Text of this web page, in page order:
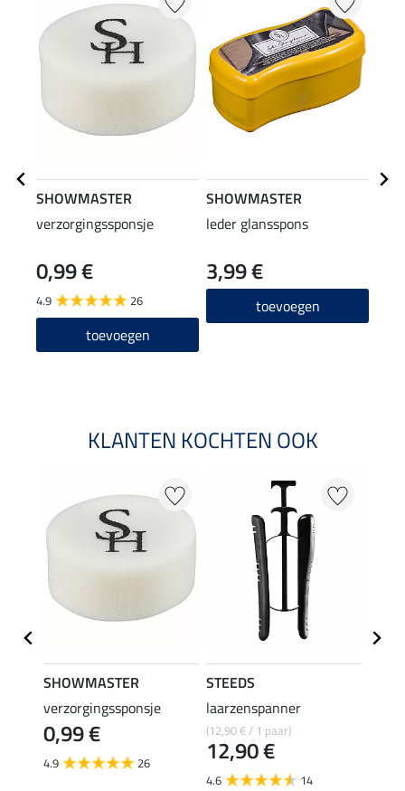
SHOWMASTER
verzorgingssponsje
0,99 €
4.9 26
toevoegen
SHOWMASTER
leder glansspons
3,99 €
toevoegen
KLANTEN KOCHTEN OOK
SHOWMASTER
verzorgingssponsje
0,99 €
4.9 26
STEEDS
laarzenspanner
(12,90 € / 1 paar)
12,90 €
4.6 14